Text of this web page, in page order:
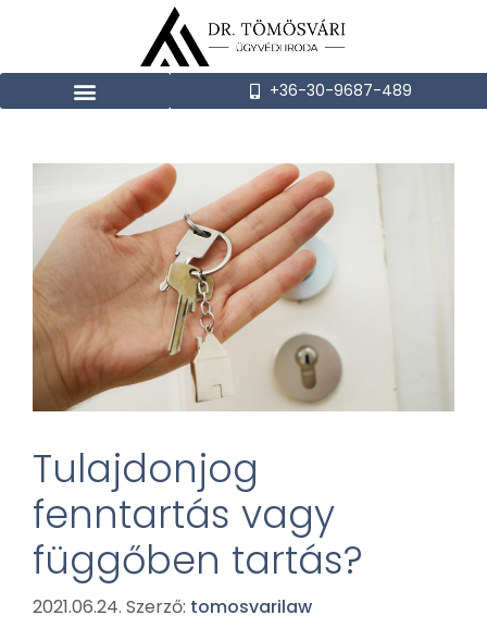
+36-30-9687-489
Tulajdonjog
fenntartás vagy
függőben tartás?
2021.06.24. Szerző: tomosvarilaw